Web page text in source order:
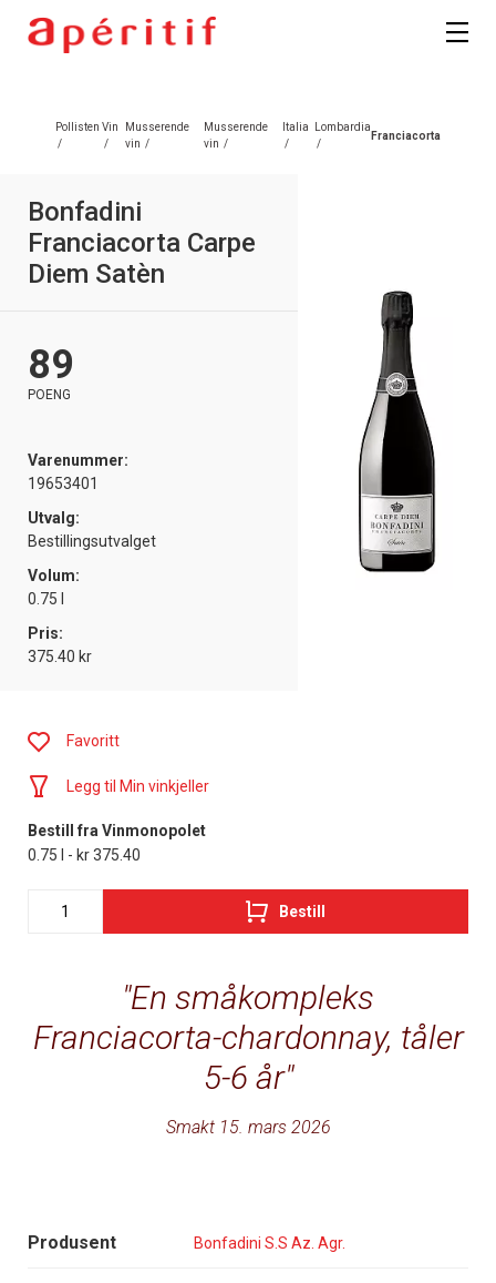
Pollisten
/
Vin
/
Musserende
vin /
Musserende
vin /
Italia
/
Lombardia
/
Franciacorta
Bonfadini
Franciacorta Carpe
Diem Satèn
89
POENG
Varenummer:
19653401
Utvalg:
Bestillingsutvalget
Volum:
0.75 l
Pris:
375.40 kr
En småkompleks
Franciacorta-chardonnay, tåler
5-6 år
Smakt 15. mars 2026
Produsent Bonfadini S.S Az. Agr.
Favoritt
Legg til Min vinkjeller
Bestill fra Vinmonopolet
0.75 l - kr 375.40
Bestill